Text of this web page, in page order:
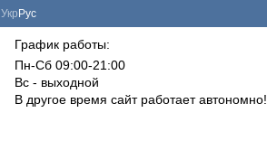
Укр Рус
График работы:
Пн-Сб 09:00-21:00
Вс - выходной
В другое время сайт работает автономно!